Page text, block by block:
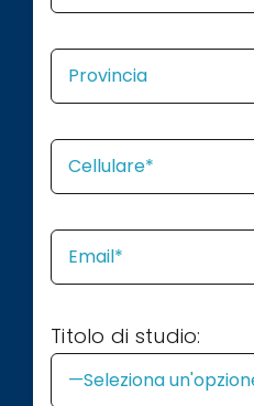
Titolo di studio: